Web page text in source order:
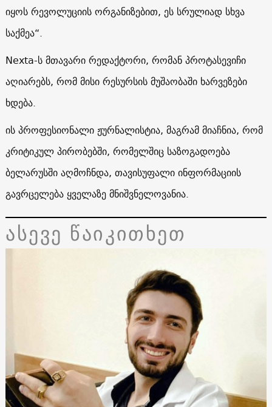
იყოს რევოლუციის ორგანიზებით, ეს სრულიად სხვა
საქმეა“.
Nexta-ს მთავარი რედაქტორი, რომან პროტასევიჩი
აღიარებს, რომ მისი რესურსის მუშაობაში ხარვეზები
ხდება.
ის პროფესიონალი ჟურნალისტია, მაგრამ მიაჩნია, რომ
კრიტიკულ პირობებში, რომელშიც საზოგადოება
ბელარუსში აღმოჩნდა, თავისუფალი ინფორმაციის
გავრცელება ყველაზე მნიშვნელოვანია.
ასევე წაიკითხეთ